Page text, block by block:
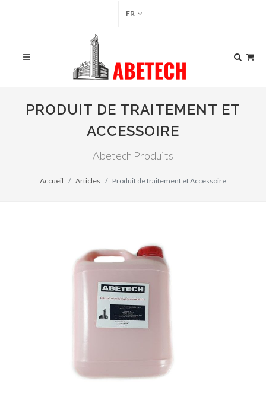
FR
PRODUIT DE TRAITEMENT ET
ACCESSOIRE
Abetech Produits
Accueil Articles Produit de traitement et Accessoire